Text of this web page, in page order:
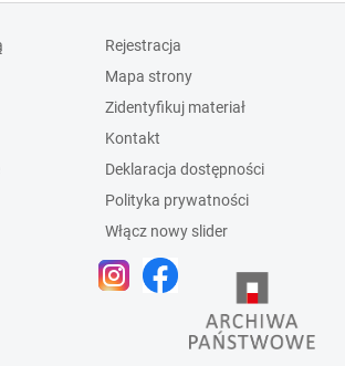
Rejestracja
Mapa strony
Zidentyfikuj materiał
Kontakt
Deklaracja dostępności
Polityka prywatności
Włącz nowy slider